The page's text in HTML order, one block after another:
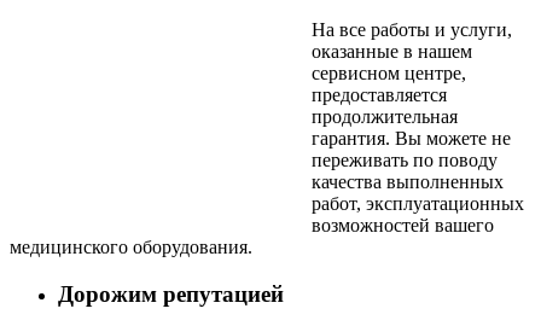
На все работы и услуги,
оказанные в нашем
сервисном центре,
предоставляется
продолжительная
гарантия. Вы можете не
переживать по поводу
качества выполненных
работ, эксплуатационных
возможностей вашего
медицинского оборудования.
Дорожим репутацией